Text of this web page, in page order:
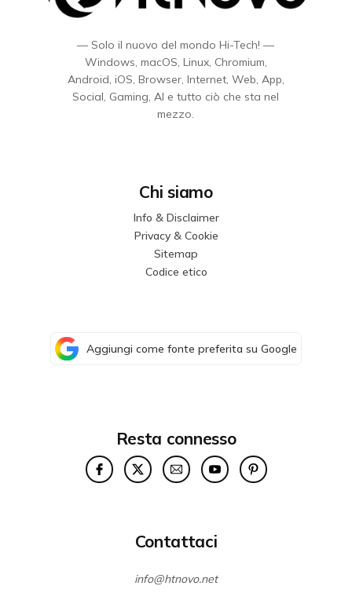
— Solo il nuovo del mondo Hi-Tech! —
Windows, macOS, Linux, Chromium,
Android, iOS, Browser, Internet, Web, App,
Social, Gaming, AI e tutto ciò che sta nel
mezzo.
Chi siamo
Info & Disclaimer
Privacy & Cookie
Sitemap
Codice etico
Aggiungi come fonte preferita su Google
Resta connesso
Contattaci
info@htnovo.net